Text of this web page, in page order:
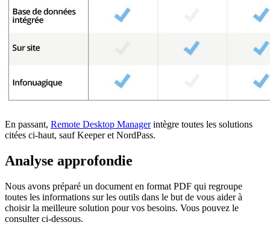
En passant, Remote Desktop Managerintègre toutes les solutions
citées ci-haut, sauf Keeper et NordPass.
Analyse approfondie
Nous avons préparé un document en format PDF qui regroupe
toutes les informations sur les outils dans le but de vous aider à
choisir la meilleure solution pour vos besoins. Vous pouvez le
consulter ci-dessous.